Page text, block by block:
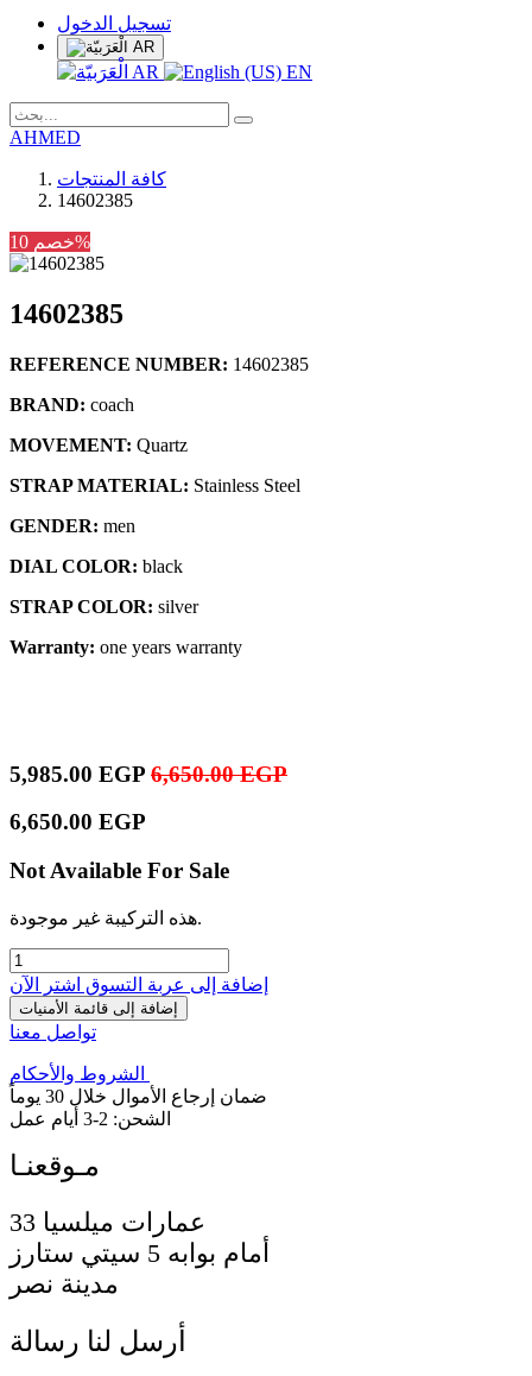
تسجيل الدخول
AR
AR EN
AHMED
كافة المنتجات
14602385
خصم 10%
14602385
REFERENCE NUMBER: 14602385
BRAND: coach
MOVEMENT: Quartz
STRAP MATERIAL: Stainless Steel
GENDER: men
DIAL COLOR: black
STRAP COLOR: silver
Warranty: one years warranty
5,985.00 EGP 6,650.00EGP
6,650.00 EGP
Not Available For Sale
هذه التركيبة غير موجودة.
إضافة إلى عربة التسوق اشترِ الآن
إضافة إلى قائمة الأمنيات
تواصل معنا
الشروط والأحكام
ضمان إرجاع الأموال خلال 30 يوماً
الشحن: 2-3 أيام عمل
أمام بوابه 5 سيتي ستارز
مدينة نصر
أرسل لنا رسالة